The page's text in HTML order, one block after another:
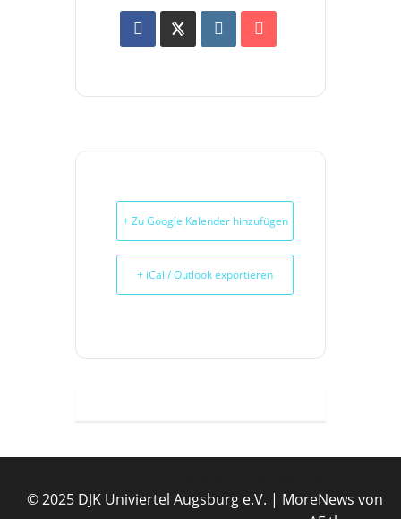
+ Zu Google Kalender hinzufügen
+ iCal / Outlook exportieren
© 2025 DJK Univiertel Augsburg e.V. | MoreNews von